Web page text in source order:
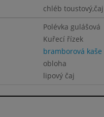
chléb toustový,čaj
Polévka gulášová
Kuřecí řízek
bramborová kaše
obloha
lipový čaj